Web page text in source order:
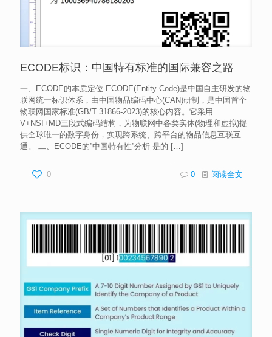
ECODE标识：中国特有标准的国际兼容之路
一、ECODE的本质定位 ECODE(Entity Code)是中国自主研发的物
联网统一标识体系，由中国物品编码中心(CAN)研制，是中国首个
物联网国家标准(GB/T 31866-2023)的核心内容。它采用
V+NSI+MD三段式编码结构，为物联网中各类实体(物理和虚拟)提
供全球唯一的数字身份，实现跨系统、跨平台的物品信息互联互
通。 二、ECODE的”中国特有性”分析 是的 […]
0 0 阅读全文